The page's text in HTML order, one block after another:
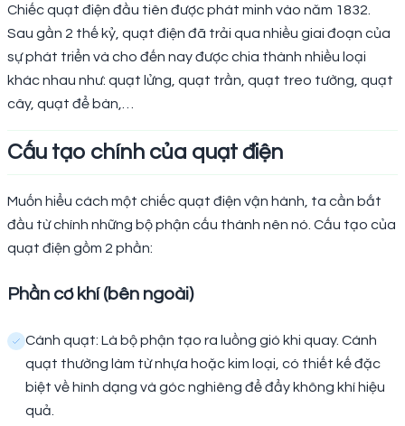
Chiếc quạt điện đầu tiên được phát minh vào năm 1832.
Sau gần 2 thế kỷ, quạt điện đã trải qua nhiều giai đoạn của
sự phát triển và cho đến nay được chia thành nhiều loại
khác nhau như: quạt lửng, quạt trần, quạt treo tường, quạt
cây, quạt để bàn,…
Cấu tạo chính của quạt điện
Muốn hiểu cách một chiếc quạt điện vận hành, ta cần bắt
đầu từ chính những bộ phận cấu thành nên nó. Cấu tạo của
quạt điện gồm 2 phần:
Phần cơ khí (bên ngoài)
Cánh quạt: Là bộ phận tạo ra luồng gió khi quay. Cánh
quạt thường làm từ nhựa hoặc kim loại, có thiết kế đặc
biệt về hình dạng và góc nghiêng để đẩy không khí hiệu
quả.